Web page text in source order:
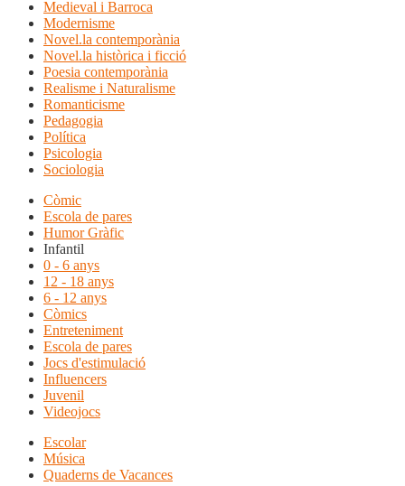
Medieval i Barroca
Modernisme
Novel.la contemporània
Novel.la històrica i ficció
Poesia contemporània
Realisme i Naturalisme
Romanticisme
Pedagogia
Política
Psicologia
Sociologia
Còmic
Escola de pares
Humor Gràfic
Infantil
0 - 6 anys
12 - 18 anys
6 - 12 anys
Còmics
Entreteniment
Escola de pares
Jocs d'estimulació
Influencers
Juvenil
Videojocs
Escolar
Música
Quaderns de Vacances